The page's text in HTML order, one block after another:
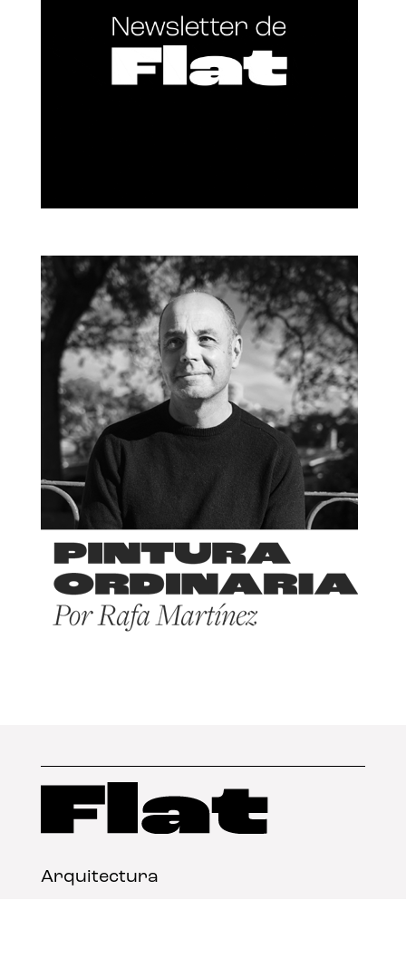
Arquitectura